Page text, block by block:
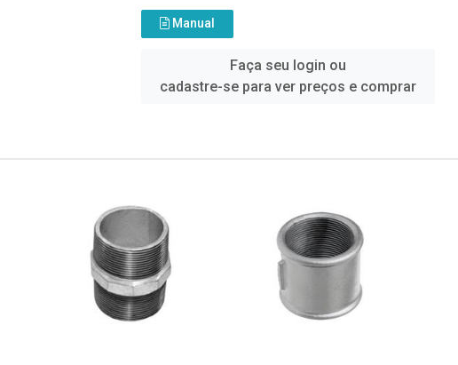
Manual
Faça seu login ou
cadastre-se para ver preços e comprar